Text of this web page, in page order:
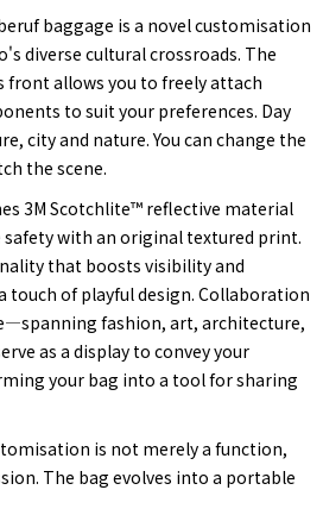
baggage is a novel customisation
diverse cultural crossroads. The
front allows you to freely attach
to suit your preferences. Day
city and nature. You can change the
the scene.
3M Scotchlite™ reflective material
with an original textured print.
that boosts visibility and
touch of playful design. Collaboration
fashion, art, architecture,
as a display to convey your
your bag into a tool for sharing
is not merely a function,
The bag evolves into a portable